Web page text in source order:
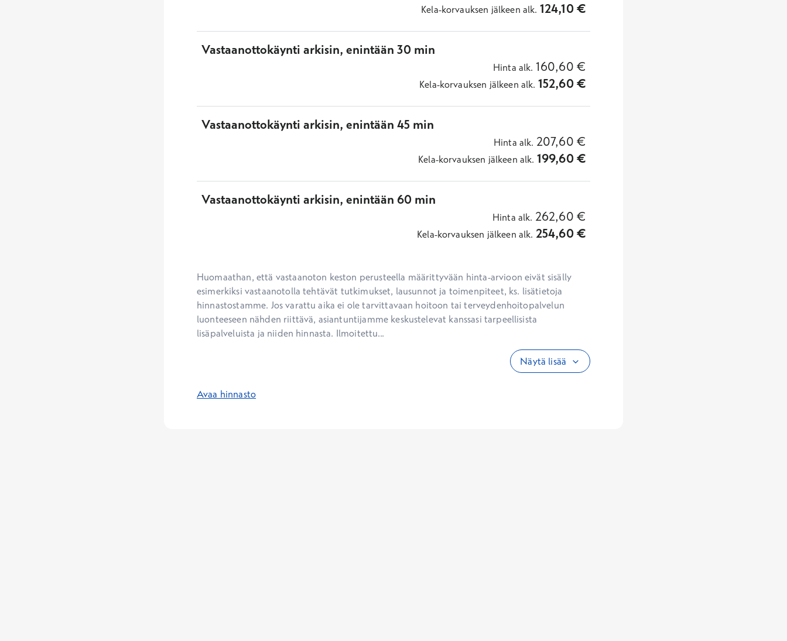
Kela-korvauksen jälkeen alk. 124,10€
Vastaanottokäynti arkisin, enintään 30 min
Hinta alk. 160,60 €
Kela-korvauksen jälkeen alk. 152,60€
Vastaanottokäynti arkisin, enintään 45 min
Hinta alk. 207,60 €
Kela-korvauksen jälkeen alk. 199,60€
Vastaanottokäynti arkisin, enintään 60 min
Hinta alk. 262,60 €
Kela-korvauksen jälkeen alk. 254,60€
Huomaathan, että vastaanoton keston perusteella määrittyvään hinta-arvioon eivät sisälly
esimerkiksi vastaanotolla tehtävät tutkimukset, lausunnot ja toimenpiteet, ks. lisätietoja
hinnastostamme. Jos varattu aika ei ole tarvittavaan hoitoon tai terveydenhoitopalvelun
luonteeseen nähden riittävä, asiantuntijamme keskustelevat kanssasi tarpeellisista
lisäpalveluista ja niiden hinnasta. Ilmoitettu...
Näytä lisää
Avaa hinnasto